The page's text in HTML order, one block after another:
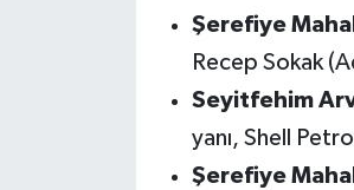
Şerefiye
Recep Sokak
Seyitfehim
yanı, Shell
Şerefiye